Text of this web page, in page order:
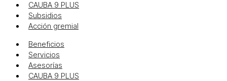
CAUBA 9 PLUS
Subsidios
Acción gremial
Beneficios
Servicios
Asesorías
CAUBA 9 PLUS